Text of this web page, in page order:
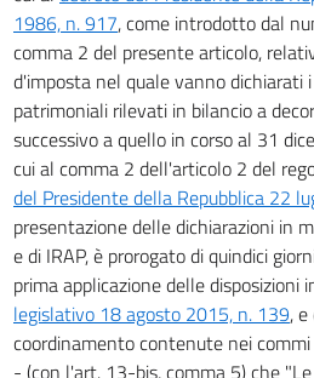
1986, n. 917, come introdotto dal
comma 2 del presente articolo,
d'imposta nel quale vanno dichiarati
patrimoniali rilevati in bilancio a
successivo a quello in corso al 31
cui al comma 2 dell'articolo 2 del
del Presidente della Repubblica 22
presentazione delle dichiarazioni in
e di IRAP, è prorogato di quindici
prima applicazione delle disposizioni
legislativo 18 agosto 2015, n. 139,
coordinamento contenute nei
- (con l'art. 13-bis, comma 5) che